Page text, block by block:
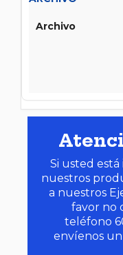
Archivo
Si usted
nuestros
a nuestros
favor no
teléfono
envíenos un